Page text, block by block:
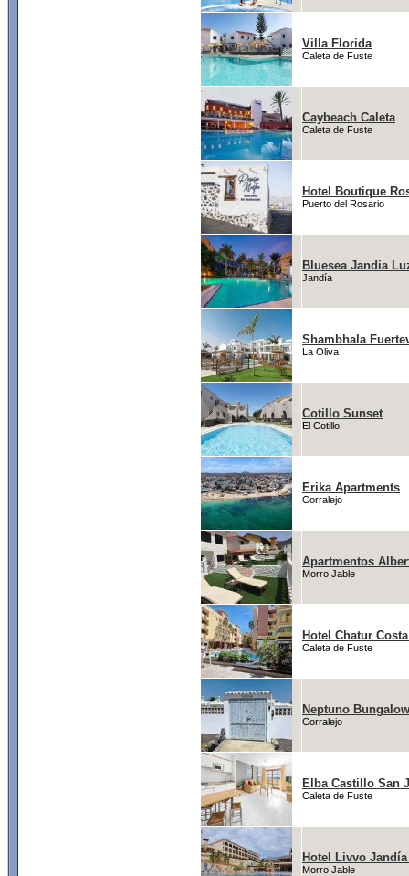
Villa Florida
Caleta de Fuste
Caybeach Caleta
Caleta de Fuste
Hotel Boutique
Puerto del Rosario
Bluesea Jandia
Jandía
Shambhala
La Oliva
Cotillo Sunset
El Cotillo
Erika Apartments
Corralejo
Apartmentos
Morro Jable
Hotel Chatur
Caleta de Fuste
Neptuno
Corralejo
Elba Castillo San
Caleta de Fuste
Hotel Livvo
Morro Jable